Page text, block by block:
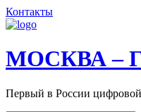
Контакты
МОСКВА –
Первый в России цифровой